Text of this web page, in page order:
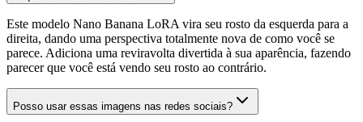
Este modelo Nano Banana LoRA vira seu rosto da esquerda para a
direita, dando uma perspectiva totalmente nova de como você se
parece. Adiciona uma reviravolta divertida à sua aparência, fazendo
parecer que você está vendo seu rosto ao contrário.
Posso usar essas imagens nas redes sociais?